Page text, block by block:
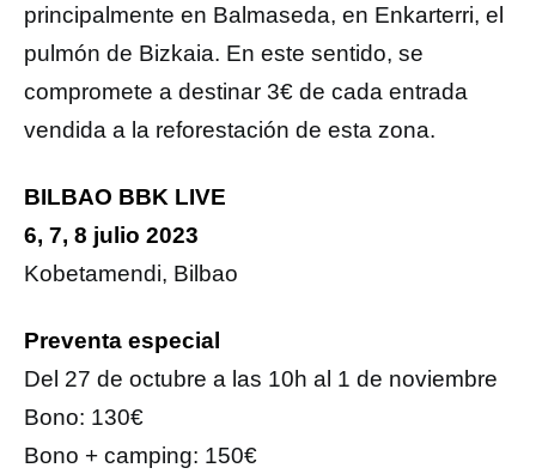
principalmente en Balmaseda, en Enkarterri, el
pulmón de Bizkaia. En este sentido, se
compromete a destinar 3€ de cada entrada
vendida a la reforestación de esta zona.
BILBAO BBK LIVE
6, 7, 8 julio 2023
Kobetamendi, Bilbao
Preventa especial
Del 27 de octubre a las 10h al 1 de noviembre
Bono: 130€
Bono + camping: 150€